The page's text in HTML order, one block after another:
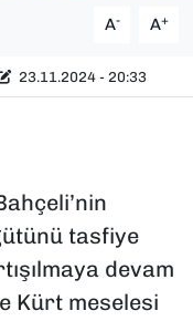
A- A+
23.11.2024 - 20:33
tasfiye
devam
Kürt meselesi